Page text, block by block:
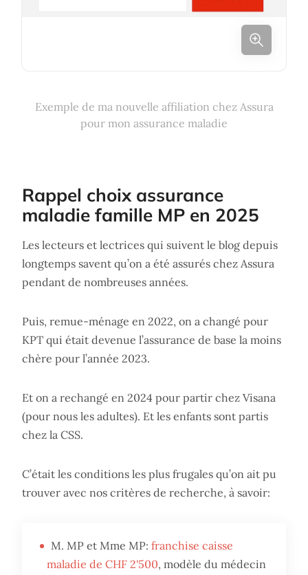
Exemple de ma nouvelle affiliation chez Assura
pour mon assurance maladie
Rappel choix assurance
maladie famille MP en 2025
Les lecteurs et lectrices qui suivent le blog depuis
longtemps savent qu’on a été assurés chez Assura
pendant de nombreuses années.
Puis, remue-ménage en 2022, on a changé pour
KPT qui était devenue l’assurance de base la moins
chère pour l’année 2023.
Et on a rechangé en 2024 pour partir chez Visana
(pour nous les adultes). Et les enfants sont partis
chez la CSS.
C’était les conditions les plus frugales qu’on ait pu
trouver avec nos critères de recherche, à savoir:
M. MP et Mme MP: franchise caisse
maladie de CHF 2'500, modèle du médecin